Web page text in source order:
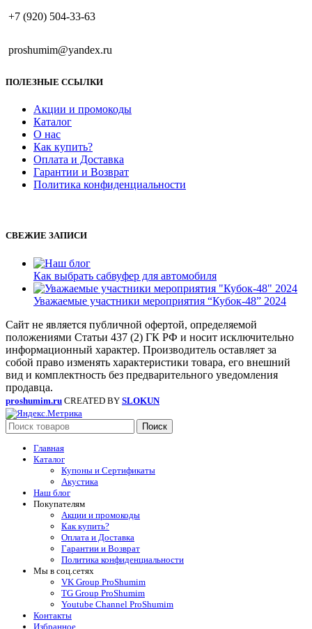
+7 (920) 504-33-63
proshumim@yandex.ru
ПОЛЕЗНЫЕ ССЫЛКИ
Акции и промокоды
Каталог
О нас
Как купить?
Оплата и Доставка
Гарантии и Возврат
Политика конфиденциальности
СВЕЖИЕ ЗАПИСИ
Как выбрать сабвуфер для автомобиля
Уважаемые участники мероприятия “Кубок-48” 2024
Сайт не является публичной офертой, определяемой
положениями Статьи 437 (2) ГК РФ и носит исключительно
информационный характер. Производитель оставляет за
собой право изменять характеристики товара, его внешний
вид и комплектность без предварительного уведомления
продавца.
proshumim.ru CREATED BY SLOKUN
Поиск
Главная
Каталог
Купоны и Сертификаты
Акустика
Наш блог
Покупателям
Акции и промокоды
Как купить?
Оплата и Доставка
Гарантии и Возврат
Политика конфиденциальности
Мы в соц.сетях
VK Group ProShumim
TG Group ProShumim
Youtube Channel ProShumim
Контакты
Избранное